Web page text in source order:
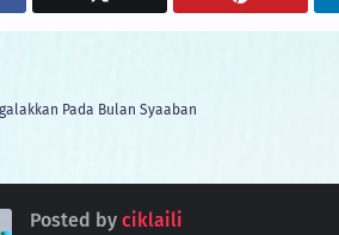
Pada Bulan Syaaban
Posted by ciklaili